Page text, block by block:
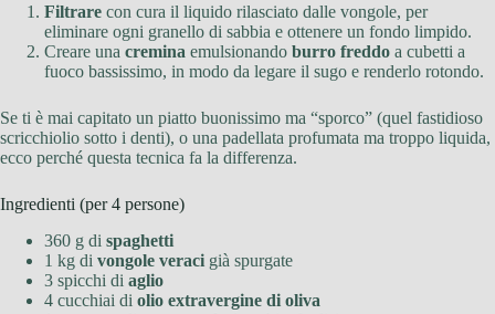
Filtrare con cura il liquido rilasciato dalle vongole, per
eliminare ogni granello di sabbia e ottenere un fondo limpido.
Creare una cremina emulsionando burro freddo a cubetti a
fuoco bassissimo, in modo da legare il sugo e renderlo rotondo.
Se ti è mai capitato un piatto buonissimo ma “sporco” (quel fastidioso
scricchiolio sotto i denti), o una padellata profumata ma troppo liquida,
ecco perché questa tecnica fa la differenza.
Ingredienti (per 4 persone)
360 g di spaghetti
1 kg di vongole veraci già spurgate
3 spicchi di aglio
4 cucchiai di olio extravergine di oliva